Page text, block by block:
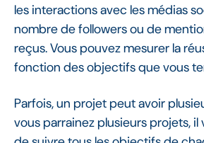
les interactions avec les médias
nombre de followers ou de
reçus. Vous pouvez mesurer la
fonction des objectifs que vous
Parfois, un projet peut avoir
vous parrainez plusieurs projets,